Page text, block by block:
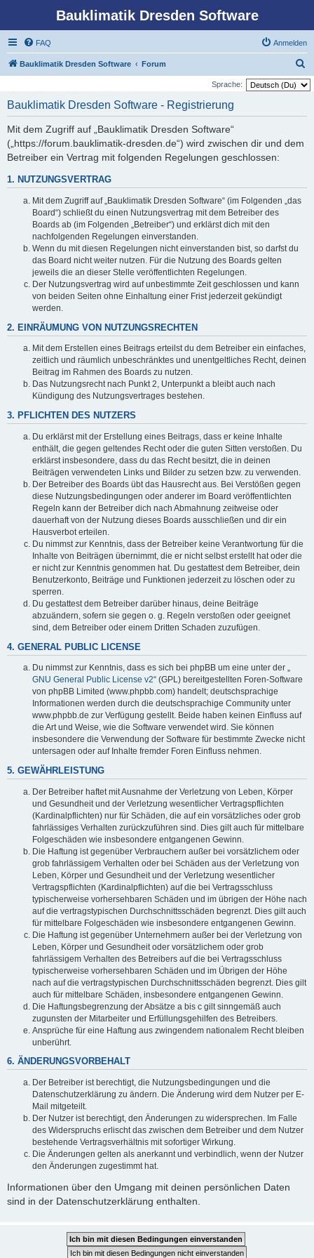
Bauklimatik Dresden Software
FAQ Anmelden
Bauklimatik Dresden Software Forum
u
Sprache:
Bauklimatik Dresden Software - Registrierung
Mit dem Zugriff auf „Bauklimatik Dresden Software“
(„https://forum.bauklimatik-dresden.de“) wird zwischen dir und dem
Betreiber ein Vertrag mit folgenden Regelungen geschlossen:
1. NUTZUNGSVERTRAG
Mit dem Zugriff auf „Bauklimatik Dresden Software“ (im Folgenden „das
Board“) schließt du einen Nutzungsvertrag mit dem Betreiber des
Boards ab (im Folgenden „Betreiber“) und erklärst dich mit den
nachfolgenden Regelungen einverstanden.
Wenn du mit diesen Regelungen nicht einverstanden bist, so darfst du
das Board nicht weiter nutzen. Für die Nutzung des Boards gelten
jeweils die an dieser Stelle veröffentlichten Regelungen.
Der Nutzungsvertrag wird auf unbestimmte Zeit geschlossen und kann
von beiden Seiten ohne Einhaltung einer Frist jederzeit gekündigt
werden.
2. EINRÄUMUNG VON NUTZUNGSRECHTEN
Mit dem Erstellen eines Beitrags erteilst du dem Betreiber ein einfaches,
zeitlich und räumlich unbeschränktes und unentgeltliches Recht, deinen
Beitrag im Rahmen des Boards zu nutzen.
Das Nutzungsrecht nach Punkt 2, Unterpunkt a bleibt auch nach
Kündigung des Nutzungsvertrages bestehen.
3. PFLICHTEN DES NUTZERS
Du erklärst mit der Erstellung eines Beitrags, dass er keine Inhalte
enthält, die gegen geltendes Recht oder die guten Sitten verstoßen. Du
erklärst insbesondere, dass du das Recht besitzt, die in deinen
Beiträgen verwendeten Links und Bilder zu setzen bzw. zu verwenden.
Der Betreiber des Boards übt das Hausrecht aus. Bei Verstößen gegen
diese Nutzungsbedingungen oder anderer im Board veröffentlichten
Regeln kann der Betreiber dich nach Abmahnung zeitweise oder
dauerhaft von der Nutzung dieses Boards ausschließen und dir ein
Hausverbot erteilen.
Du nimmst zur Kenntnis, dass der Betreiber keine Verantwortung für die
Inhalte von Beiträgen übernimmt, die er nicht selbst erstellt hat oder die
er nicht zur Kenntnis genommen hat. Du gestattest dem Betreiber, dein
Benutzerkonto, Beiträge und Funktionen jederzeit zu löschen oder zu
sperren.
Du gestattest dem Betreiber darüber hinaus, deine Beiträge
abzuändern, sofern sie gegen o. g. Regeln verstoßen oder geeignet
sind, dem Betreiber oder einem Dritten Schaden zuzufügen.
4. GENERAL PUBLIC LICENSE
Du nimmst zur Kenntnis, dass es sich bei phpBB um eine unter der „
GNU General Public License v2“ (GPL) bereitgestellten Foren-Software
von phpBB Limited (www.phpbb.com) handelt; deutschsprachige
Informationen werden durch die deutschsprachige Community unter
www.phpbb.de zur Verfügung gestellt. Beide haben keinen Einfluss auf
die Art und Weise, wie die Software verwendet wird. Sie können
insbesondere die Verwendung der Software für bestimmte Zwecke nicht
untersagen oder auf Inhalte fremder Foren Einfluss nehmen.
5. GEWÄHRLEISTUNG
Der Betreiber haftet mit Ausnahme der Verletzung von Leben, Körper
und Gesundheit und der Verletzung wesentlicher Vertragspflichten
(Kardinalpflichten) nur für Schäden, die auf ein vorsätzliches oder grob
fahrlässiges Verhalten zurückzuführen sind. Dies gilt auch für mittelbare
Folgeschäden wie insbesondere entgangenen Gewinn.
Die Haftung ist gegenüber Verbrauchern außer bei vorsätzlichem oder
grob fahrlässigem Verhalten oder bei Schäden aus der Verletzung von
Leben, Körper und Gesundheit und der Verletzung wesentlicher
Vertragspflichten (Kardinalpflichten) auf die bei Vertragsschluss
typischerweise vorhersehbaren Schäden und im übrigen der Höhe nach
auf die vertragstypischen Durchschnittsschäden begrenzt. Dies gilt auch
für mittelbare Folgeschäden wie insbesondere entgangenen Gewinn.
Die Haftung ist gegenüber Unternehmern außer bei der Verletzung von
Leben, Körper und Gesundheit oder vorsätzlichem oder grob
fahrlässigem Verhalten des Betreibers auf die bei Vertragsschluss
typischerweise vorhersehbaren Schäden und im Übrigen der Höhe
nach auf die vertragstypischen Durchschnittsschäden begrenzt. Dies gilt
auch für mittelbare Schäden, insbesondere entgangenen Gewinn.
Die Haftungsbegrenzung der Absätze a bis c gilt sinngemäß auch
zugunsten der Mitarbeiter und Erfüllungsgehilfen des Betreibers.
Ansprüche für eine Haftung aus zwingendem nationalem Recht bleiben
unberührt.
6. ÄNDERUNGSVORBEHALT
Der Betreiber ist berechtigt, die Nutzungsbedingungen und die
Datenschutzerklärung zu ändern. Die Änderung wird dem Nutzer per E-
Mail mitgeteilt.
Der Nutzer ist berechtigt, den Änderungen zu widersprechen. Im Falle
des Widerspruchs erlischt das zwischen dem Betreiber und dem Nutzer
bestehende Vertragsverhältnis mit sofortiger Wirkung.
Die Änderungen gelten als anerkannt und verbindlich, wenn der Nutzer
den Änderungen zugestimmt hat.
Informationen über den Umgang mit deinen persönlichen Daten
sind in der Datenschutzerklärung enthalten.